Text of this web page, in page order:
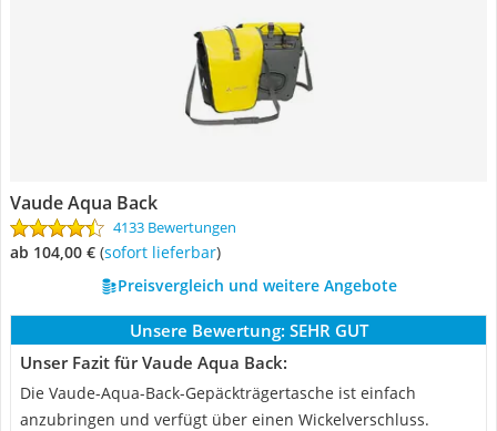
Vaude Aqua Back
4133 Bewertungen
ab 104,00 € ( Sofort lieferbar)
Preisvergleich und weitere Angebote
Unsere Bewertung: SEHR GUT
Unser Fazit für Vaude Aqua Back:
Die Vaude-Aqua-Back-Gepäckträgertasche ist einfach
anzubringen und verfügt über einen Wickelverschluss.